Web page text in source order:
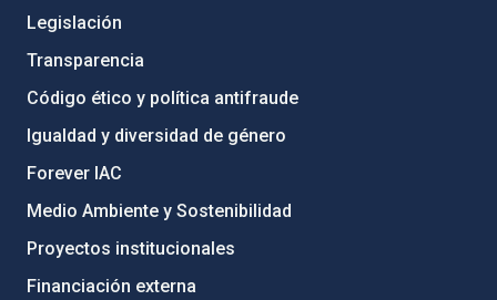
Legislación
Transparencia
Código ético y política antifraude
Igualdad y diversidad de género
Forever IAC
Medio Ambiente y Sostenibilidad
Proyectos institucionales
Financiación externa